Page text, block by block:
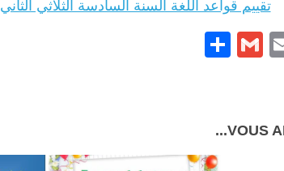
تقييم قواعد اللغة السنة السادسة الثلاثي الثاني
Email
Gmail
VOUS